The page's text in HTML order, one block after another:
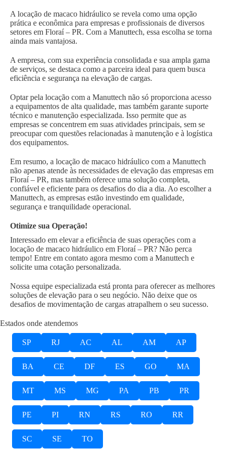
A locação de macaco hidráulico se revela como uma opção
prática e econômica para empresas e profissionais de diversos
setores em Floraí – PR. Com a Manuttech, essa escolha se torna
ainda mais vantajosa.
A empresa, com sua experiência consolidada e sua ampla gama
de serviços, se destaca como a parceira ideal para quem busca
eficiência e segurança na elevação de cargas.
Optar pela locação com a Manuttech não só proporciona acesso
a equipamentos de alta qualidade, mas também garante suporte
técnico e manutenção especializada. Isso permite que as
empresas se concentrem em suas atividades principais, sem se
preocupar com questões relacionadas à manutenção e à logística
dos equipamentos.
Em resumo, a locação de macaco hidráulico com a Manuttech
não apenas atende às necessidades de elevação das empresas em
Floraí – PR, mas também oferece uma solução completa,
confiável e eficiente para os desafios do dia a dia. Ao escolher a
Manuttech, as empresas estão investindo em qualidade,
segurança e tranquilidade operacional.
Otimize sua Operação!
Interessado em elevar a eficiência de suas operações com a
locação de macaco hidráulico em Floraí – PR? Não perca
tempo! Entre em contato agora mesmo com a Manuttech e
solicite uma cotação personalizada.
Nossa equipe especializada está pronta para oferecer as melhores
soluções de elevação para o seu negócio. Não deixe que os
desafios de movimentação de cargas atrapalhem o seu sucesso.
Estados onde atendemos
SP RJ AC AL AM AP
BA CE DF ES GO MA
MT MS MG PA PB PR
PE PI RN RS RO RR
SC SE TO